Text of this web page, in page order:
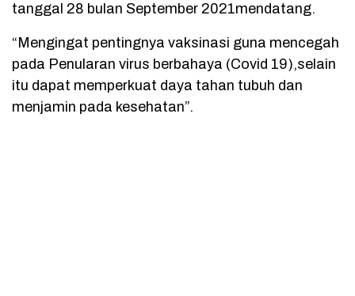
tanggal 28 bulan September 2021mendatang.
“Mengingat pentingnya vaksinasi guna mencegah
pada Penularan virus berbahaya (Covid 19),selain
itu dapat memperkuat daya tahan tubuh dan
menjamin pada kesehatan”.